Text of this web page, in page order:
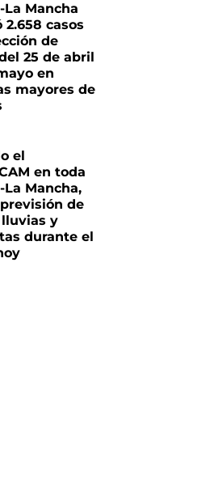
Mancha
casos
de
25 de abril
en
mayores de
el
en toda
Mancha,
de
y
durante el